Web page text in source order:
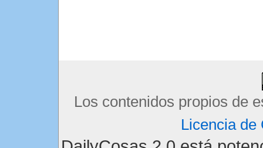
Los contenidos propios de
Licencia de